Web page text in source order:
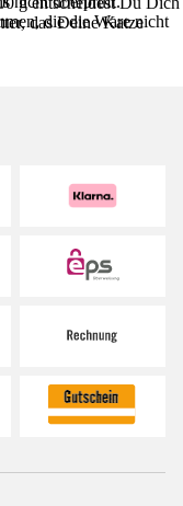
das Deine Katze
die die Ware nicht